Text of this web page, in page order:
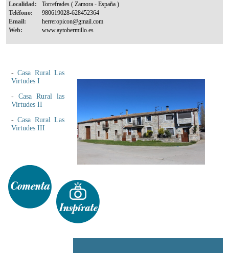
Localidad:
Teléfono:
Email:
Web:
-Casa Rural Las
Virtudes I
- Casa Rural las
Virtudes II
-Casa Rural Las
Virtudes III